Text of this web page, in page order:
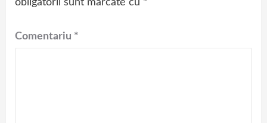
obligatorii sunt marcate cu *
Comentariu *